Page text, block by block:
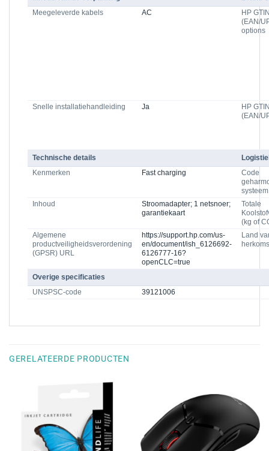
Meegeleverde kabels
AC
HP
(EAN/
options
Snelle installatiehandleiding Ja
HP
(EAN/
Technische details
Kenmerken
Fast charging
Code
Inhoud
Stroomadapter; 1 netsnoer;
garantiekaart
Totale
(kg of
Algemene
productveiligheidsverordening
(GPSR) URL
https://support.hp.com/us-
en/document/ish_6126692-
6126777-16?
openCLC=true
Land
Overige specificaties
UNSPSC-code
39121006
GERELATEERDE PRODUCTEN